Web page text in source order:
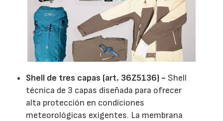
Shell de tres capas (art. 36Z5136) - Shell
técnica de 3 capas diseñada para ofrecer
alta protección en condiciones
meteorológicas exigentes. La membrana